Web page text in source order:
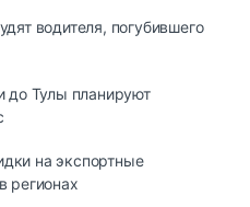
водителя, погубившего
до Тулы планируют
на экспортные
регионах